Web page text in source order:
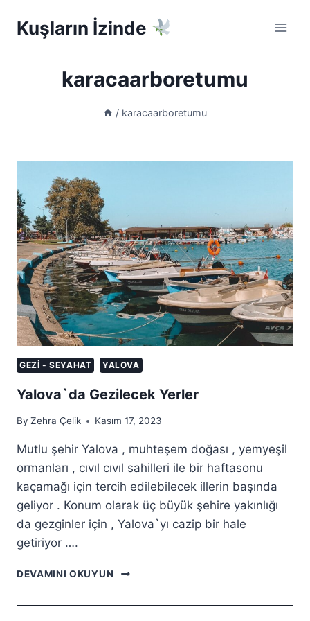
Kuşların İzinde
karacaarboretumu
/ karacaarboretumu
GEZI - SEYAHAT YALOVA
Yalova`da Gezilecek Yerler
By Zehra Çelik Kasım 17, 2023
Mutlu şehir Yalova , muhteşem doğası , yemyeşil
ormanları , cıvıl cıvıl sahilleri ile bir haftasonu
kaçamağı için tercih edilebilecek illerin başında
geliyor . Konum olarak üç büyük şehire yakınlığı
da gezginler için , Yalova`yı cazip bir hale
getiriyor ….
DEVAMINI OKUYUN
YALOVA`DA